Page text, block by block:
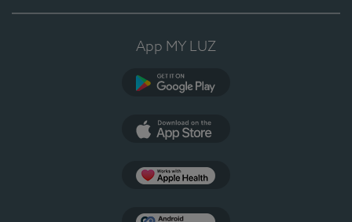
App MY LUZ